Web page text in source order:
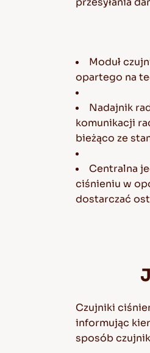
Moduł
opartego na
Nadajnik
komunikacji
bieżąco ze
Centralna
ciśnieniu w
dostarczać
Czujniki
informując
sposób